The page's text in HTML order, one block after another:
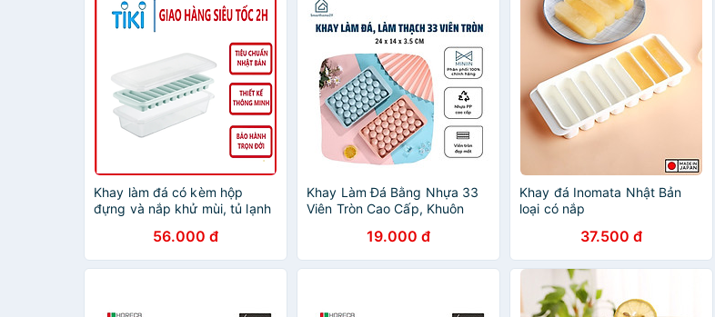
Khay làm đá có kèm hộp
đựng và nắp khử mùi, tủ lạnh
56.000 đ
Khay Làm Đá Bằng Nhựa 33
Viên Tròn Cao Cấp, Khuôn
Nắp Đậy - Chính hãng MINIIN
(Giao màu ngẫu nhiên)
19.000 đ
Khay đá Inomata Nhật Bản
loại có nắp
37.500 đ